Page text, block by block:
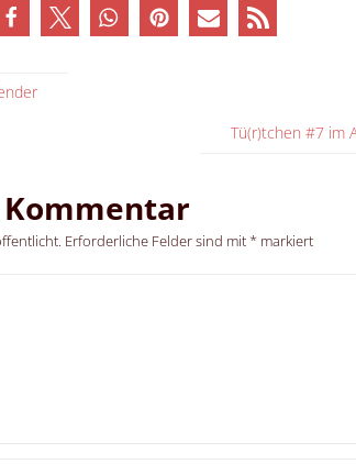
Tü(r)tchen #7 im
Erforderliche Felder sind mit * markiert